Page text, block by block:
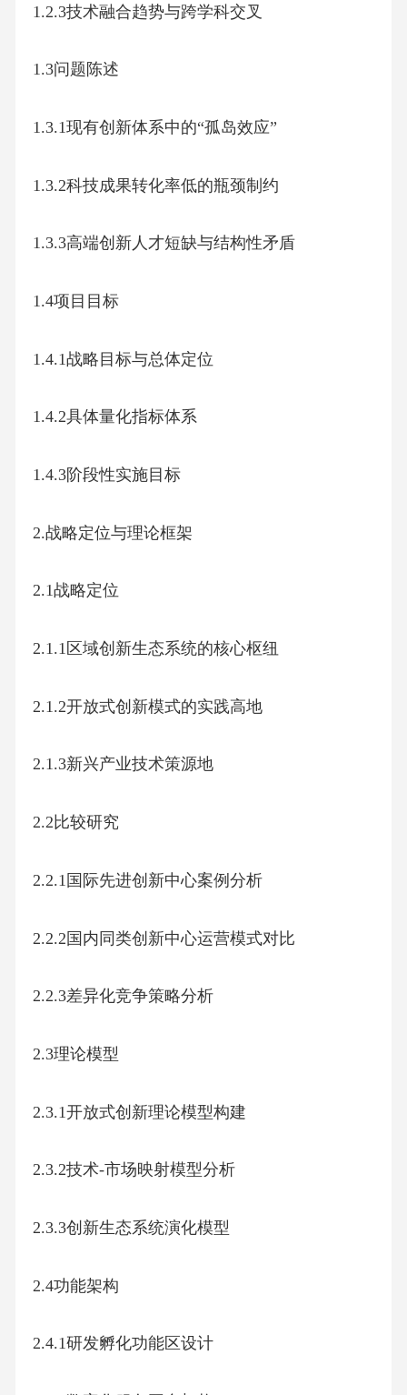
1.2.3技术融合趋势与跨学科交叉
1.3问题陈述
1.3.1现有创新体系中的“孤岛效应”
1.3.2科技成果转化率低的瓶颈制约
1.3.3高端创新人才短缺与结构性矛盾
1.4项目目标
1.4.1战略目标与总体定位
1.4.2具体量化指标体系
1.4.3阶段性实施目标
2.战略定位与理论框架
2.1战略定位
2.1.1区域创新生态系统的核心枢纽
2.1.2开放式创新模式的实践高地
2.1.3新兴产业技术策源地
2.2比较研究
2.2.1国际先进创新中心案例分析
2.2.2国内同类创新中心运营模式对比
2.2.3差异化竞争策略分析
2.3理论模型
2.3.1开放式创新理论模型构建
2.3.2技术-市场映射模型分析
2.3.3创新生态系统演化模型
2.4功能架构
2.4.1研发孵化功能区设计